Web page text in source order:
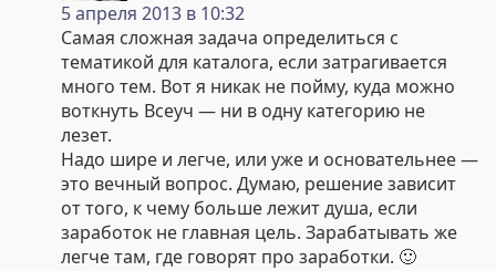
5 апреля 2013 в 10:32
Самая сложная задача определиться с
тематикой для каталога, если затрагивается
много тем. Вот я никак не пойму, куда можно
воткнуть Всеуч — ни в одну категорию не
лезет.
Надо шире и легче, или уже и основательнее —
это вечный вопрос. Думаю, решение зависит
от того, к чему больше лежит душа, если
заработок не главная цель. Зарабатывать же
легче там, где говорят про заработки. 🙂